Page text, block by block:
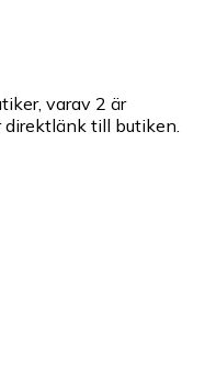
varav 2 är
till butiken.